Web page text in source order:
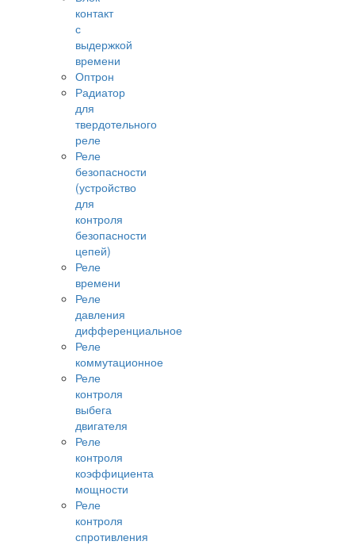
контакт
с
выдержкой
времени
Оптрон
Радиатор
для
твердотельного
реле
Реле
безопасности
(устройство
для
контроля
безопасности
цепей)
Реле
времени
Реле
давления
дифференциальное
Реле
коммутационное
Реле
контроля
выбега
двигателя
Реле
контроля
коэффициента
мощности
Реле
контроля
спротивления